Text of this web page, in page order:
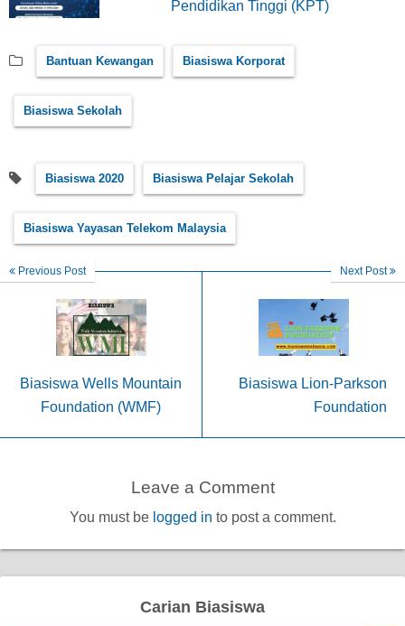
Pendidikan Tinggi (KPT)
Bantuan Kewangan Biasiswa Korporat
Biasiswa Sekolah
Biasiswa 2020 Biasiswa Pelajar Sekolah
Biasiswa Yayasan Telekom Malaysia
Previous Post
Biasiswa Wells Mountain
Foundation (WMF)
Next Post
Biasiswa Lion-Parkson
Foundation
Leave a Comment
You must be logged in to post a comment.
Carian Biasiswa